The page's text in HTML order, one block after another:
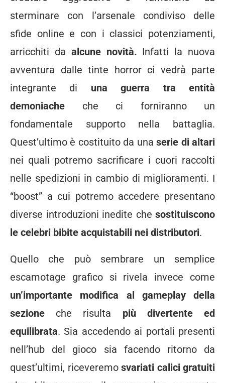
sterminare con l’arsenale condiviso delle
sfide online e con i classici potenziamenti,
arricchiti da alcune novità. Infatti la nuova
avventura dalle tinte horror ci vedrà parte
integrante di una guerra tra entità
demoniache che ci forniranno un
fondamentale supporto nella battaglia.
Quest’ultimo è costituito da unaserie di altari
nei quali potremo sacrificare i cuori raccolti
nelle spedizioni in cambio di miglioramenti. I
“boost” a cui potremo accedere presentano
diverse introduzioni inedite che sostituiscono
le celebri bibite acquistabili nei distributori.
Quello che può sembrare un semplice
escamotage grafico si rivela invece come
un’importante modifica al gameplay della
sezione che risulta più divertente ed
equilibrata. Sia accedendo ai portali presenti
nell’hub del gioco sia facendo ritorno da
quest’ultimi, riceveremo svariati calici gratuiti